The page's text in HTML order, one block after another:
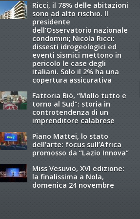
Ricci, il 78% delle abitazioni
sono ad alto rischio. Il
presidente
dell’Osservatorio nazionale
condomini; Nicola Ricci:
dissesti idrogeologici ed
eventi sismici mettono in
pericolo le case degli
italiani. Solo il 2% ha una
copertura assicurativa
Fattoria Biò, “Mollo tutto e
torno al Sud”: storia in
controtendenza di un
imprenditore calabrese
Piano Mattei, lo stato
dell’arte: focus sull’Africa
promosso da “Lazio Innova”
Miss Vesuvio, XVI edizione:
la finalissima a Nola,
domenica 24 novembre